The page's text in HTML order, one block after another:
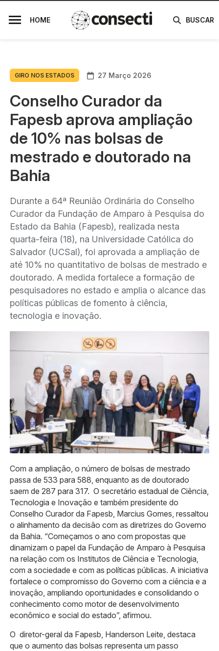
HOME BUSCAR
GIRO NOS ESTADOS 27 Março 2026
Conselho Curador da
Fapesb aprova ampliação
de 10% nas bolsas de
mestrado e doutorado na
Bahia
Durante a 64ª Reunião Ordinária do Conselho
Curador da Fundação de Amparo à Pesquisa do
Estado da Bahia (Fapesb), realizada nesta
quarta-feira (18), na Universidade Católica do
Salvador (UCSal), foi aprovada a ampliação de
até 10% no quantitativo de bolsas de mestrado e
doutorado. A medida fortalece a formação de
pesquisadores no estado e amplia o alcance das
políticas públicas de fomento à ciência,
tecnologia e inovação.
Com a ampliação, o número de bolsas de mestrado
passa de 533 para 588, enquanto as de doutorado
saem de 287 para 317. O secretário estadual de Ciência,
Tecnologia e Inovação e também presidente do
Conselho Curador da Fapesb, Marcius Gomes, ressaltou
o alinhamento da decisão com as diretrizes do Governo
da Bahia. “Começamos o ano com propostas que
dinamizam o papel da Fundação de Amparo à Pesquisa
na relação com os Institutos de Ciência e Tecnologia,
com a sociedade e com as políticas públicas. A iniciativa
fortalece o compromisso do Governo com a ciência e a
inovação, ampliando oportunidades e consolidando o
conhecimento como motor de desenvolvimento
econômico e social do estado”, afirmou.
O diretor-geral da Fapesb, Handerson Leite, destaca
que o aumento das bolsas representa um passo